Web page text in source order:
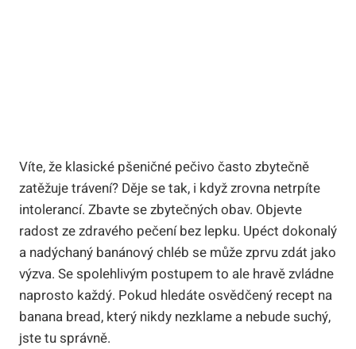
Víte, že klasické pšeničné pečivo často zbytečně
zatěžuje trávení? Děje se tak, i když zrovna netrpíte
intolerancí. Zbavte se zbytečných obav. Objevte
radost ze zdravého pečení bez lepku. Upéct dokonalý
a nadýchaný banánový chléb se může zprvu zdát jako
výzva. Se spolehlivým postupem to ale hravě zvládne
naprosto každý. Pokud hledáte osvědčený recept na
banana bread, který nikdy nezklame a nebude suchý,
jste tu správně.